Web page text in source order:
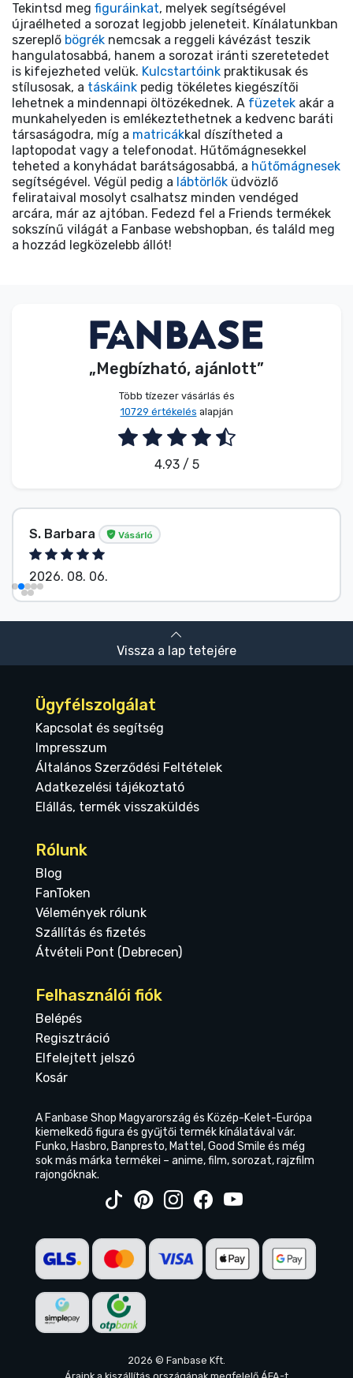
Tekintsd meg figuráinkat, melyek segítségével
újraélheted a sorozat legjobb jeleneteit. Kínálatunkban
szereplő bögrék nemcsak a reggeli kávézást teszik
hangulatosabbá, hanem a sorozat iránti szeretetedet
is kifejezheted velük. Kulcstartóink praktikusak és
stílusosak, a táskáink pedig tökéletes kiegészítői
lehetnek a mindennapi öltözékednek. A füzetek akár a
munkahelyeden is emlékeztethetnek a kedvenc baráti
társaságodra, míg a matricákkal díszítheted a
laptopodat vagy a telefonodat. Hűtőmágnesekkel
teheted a konyhádat barátságosabbá, a hűtőmágnesek
segítségével. Végül pedig a lábtörlők üdvözlő
felirataival mosolyt csalhatsz minden vendéged
arcára, már az ajtóban. Fedezd fel a Friends termékek
sokszínű világát a Fanbase webshopban, és találd meg
a hozzád legközelebb állót!
„Megbízható, ajánlott”
Több tízezer vásárlás és
10729 értékelés alapján
4.93 / 5
E. Hipságh Vásárló
2026. 08. 06.
Vissza a lap tetejére
Ügyfélszolgálat
Kapcsolat és segítség
Impresszum
Általános Szerződési Feltételek
Adatkezelési tájékoztató
Elállás, termék visszaküldés
Rólunk
Blog
FanToken
Vélemények rólunk
Szállítás és fizetés
Átvételi Pont (Debrecen)
Felhasználói fiók
Belépés
Regisztráció
Elfelejtett jelszó
Kosár
A Fanbase Shop Magyarország és Közép-Kelet-Európa
kiemelkedő figura és gyűjtői termék kínálatával vár.
Funko, Hasbro, Banpresto, Mattel, Good Smile és még
sok más márka termékei – anime, film, sorozat, rajzfilm
rajongóknak.
2026 © Fanbase Kft.